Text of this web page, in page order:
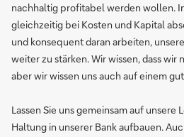
nachhaltig profitabel werden wollen.
gleichzeitig bei Kosten und Kapital
und konsequent daran arbeiten,
weiter zu stärken. Wir wissen, dass wir
aber wir wissen uns auch auf einem
Lassen Sie uns gemeinsam auf unsere
Haltung in unserer Bank aufbauen.